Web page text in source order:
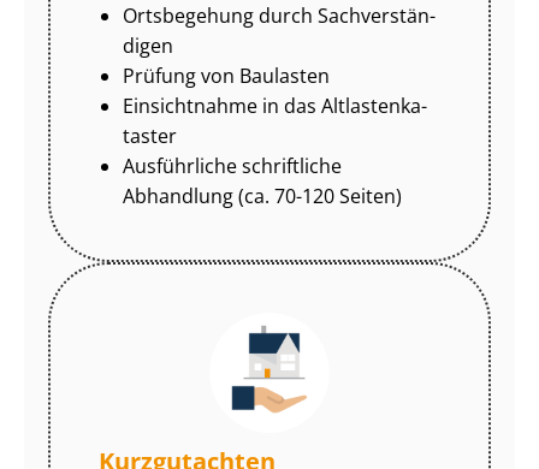
Ortsbegehung durch Sach­ver­stän­
di­gen
Prüfung von Baulasten
Einsichtnahme in das Alt­las­ten­ka­
tas­ter
Ausführliche schriftliche
Abhandlung (ca. 70-120 Seiten)
Kurzgutachten